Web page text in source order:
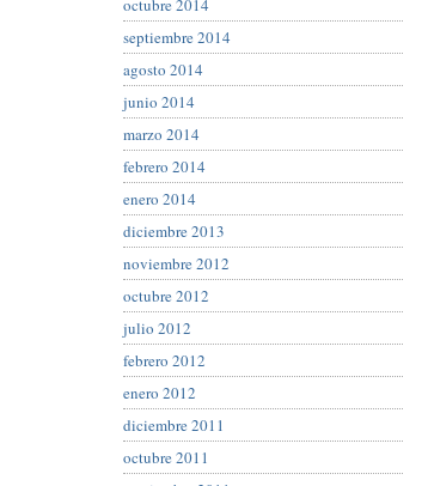
octubre 2014
septiembre 2014
agosto 2014
junio 2014
marzo 2014
febrero 2014
enero 2014
diciembre 2013
noviembre 2012
octubre 2012
julio 2012
febrero 2012
enero 2012
diciembre 2011
octubre 2011